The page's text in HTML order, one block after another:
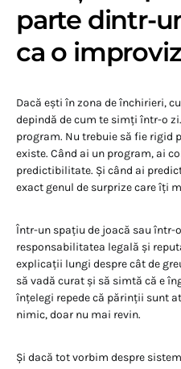
parte dintr-
ca o
Dacă ești în zona de închirieri,
depindă de cum te simți într-o
program. Nu trebuie să fie rigid
existe. Când ai un program, ai
predictibilitate. Și când ai
exact genul de surprize care îți
Într-un spațiu de joacă sau într-
responsabilitatea legală și
explicații lungi despre cât de
să vadă curat și să simtă că e
înțelegi repede că părinții sunt
nimic, doar nu mai revin.
Și dacă tot vorbim despre